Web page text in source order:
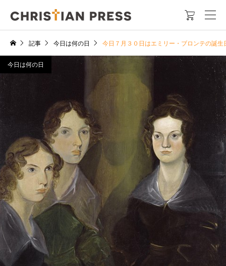

記事 今日は何の日 今日７月３０日はエミリー・ブロンテの誕生
今日は何の日